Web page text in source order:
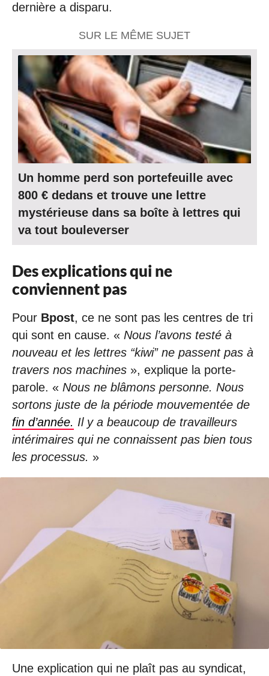
dernière a disparu.
SUR LE MÊME SUJET
Un homme perd son portefeuille avec
800 € dedans et trouve une lettre
mystérieuse dans sa boîte à lettres qui
va tout bouleverser
Des explications qui ne
conviennent pas
Pour Bpost, ce ne sont pas les centres de tri
qui sont en cause. « Nous l’avons testé à
nouveau et les lettres “kiwi” ne passent pas à
travers nos machines », explique la porte-
parole. « Nous ne blâmons personne. Nous
sortons juste de la période mouvementée de
fin d’année. Il y a beaucoup de travailleurs
intérimaires qui ne connaissent pas bien tous
les processus. »
Une explication qui ne plaît pas au syndicat,